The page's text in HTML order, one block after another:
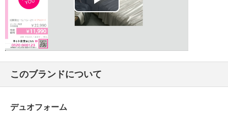
・ウエットクリーニング：可
【メンテナンス（ケアラベル）】
・ネット使用
・単品洗い
・毛玉が生じるおそれあり
【使用上の注意】
【原産国（地）】
Play
このブランドについて
デュオフォーム